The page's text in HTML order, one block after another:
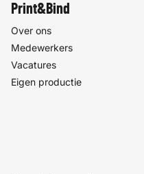
Print&Bind
Over ons
Medewerkers
Vacatures
Eigen productie